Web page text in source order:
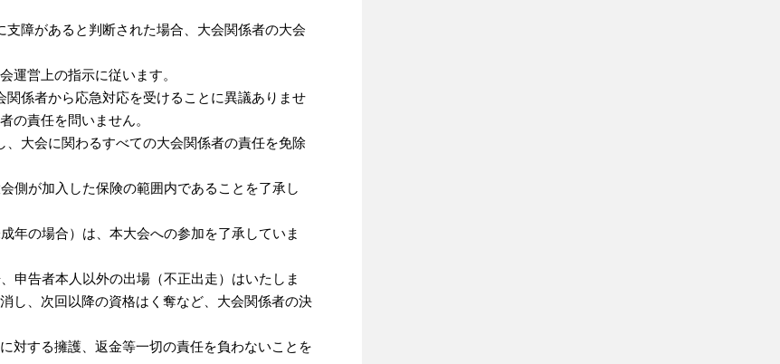
障があると判断された場合、大会関係者の大会
運営上の指示に従います。
係者から応急対応を受けることに異議ありませ
の責任を問いません。
大会に関わるすべての大会関係者の責任を免除
側が加入した保険の範囲内であることを了承し
年の場合）は、本大会への参加を了承していま
申告者本人以外の出場（不正出走）はいたしま
し、次回以降の資格はく奪など、大会関係者の決
対する擁護、返金等一切の責任を負わないことを